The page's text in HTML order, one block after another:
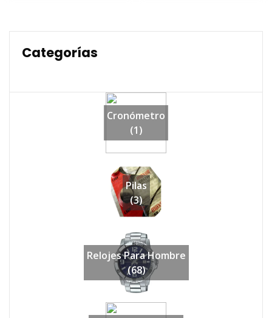
Categorías
Cronómetro
(1)
Pilas
(3)
Relojes Para Hombre
(68)